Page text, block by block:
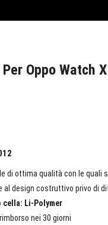
Oppo Watch X
di ottima qualità con le quali
al design costruttivo privo di
cella: Li-Polymer
nei 30 giorni